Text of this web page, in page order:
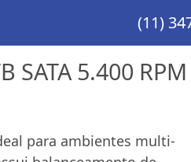
(11)
SATA 5.400 RPM
para ambientes multi-